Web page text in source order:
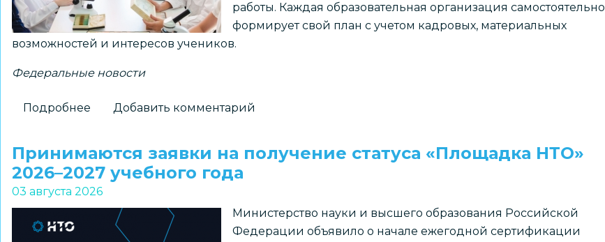
конкурсе
«ПРО
Большие
работы. Каждая образовательная организация самостоятельно
формирует свой план с учетом кадровых, материальных
возможностей и интересов учеников.
Федеральные новости
Подробнее
доступны
шаблоны
курсов
внеурочной
деятельности
Добавить комментарий
Принимаются заявки на получение статуса «Площадка НТО»
2026–2027 учебного года
03 августа 2026
Министерство науки и высшего образования Российской
Федерации объявило о начале ежегодной сертификации